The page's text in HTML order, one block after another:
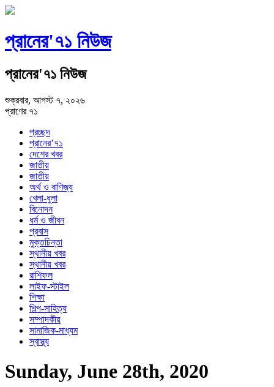
প্রানের'৭১ নিউজ
প্রানের'৭১ নিউজ
শুক্রবার, আগস্ট ৭, ২০২৬
প্রাণের ৭১
প্রচ্ছদ
প্রানের’৭১
দেশের খবর
জাতীয়
জাতীয়
অর্থ ও বাণিজ্য
খেলা-ধুলা
বিনোদন
ধর্ম ও জীবন
প্রবাস
মুক্তচিন্তা
স্থানীয় খবর
স্থানীয় খবর
রাশিফল
লাইফ-স্টাইল
শিক্ষা
শিল্প-সাহিত্য
সম্পাদকীয়
সামাজিক-মাধ্যম
স্বাস্থ্য
Sunday, June 28th, 2020